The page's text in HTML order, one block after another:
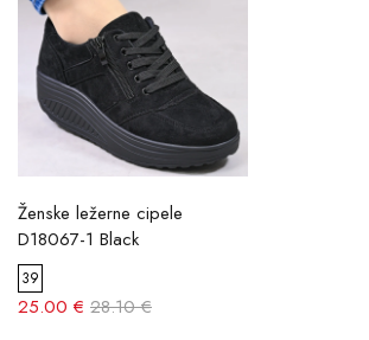
Ženske ležerne cipele
D18067-1 Black
39
25.00 € 28.10 €